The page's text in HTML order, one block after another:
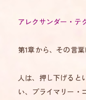
アレクサンダー・
第1章から、その言
人は、押し下げると
い、プライマリー・